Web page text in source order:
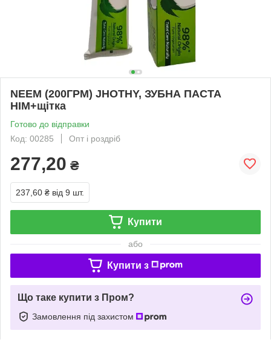
NEEM (200ГРМ) JHOTHY, ЗУБНА ПАСТА
НІМ+щітка
Готово до відправки
Код: 00285
Опт і роздріб
277,20 ₴
237,60 ₴ від 9 шт.
Купити
або
Купити з
Що таке купити з Пром?
Замовлення під захистом